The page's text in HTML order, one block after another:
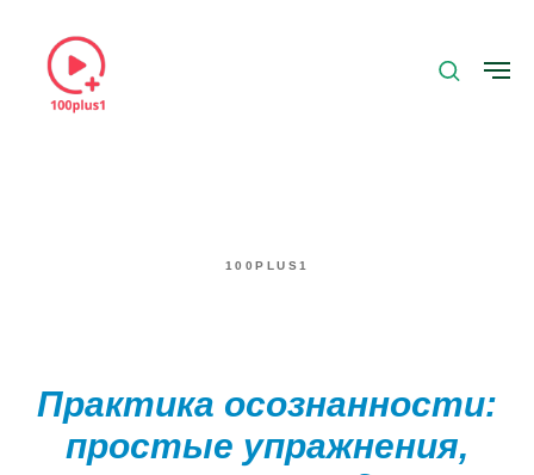
100PLUS1
Практика осознанности:
простые упражнения,